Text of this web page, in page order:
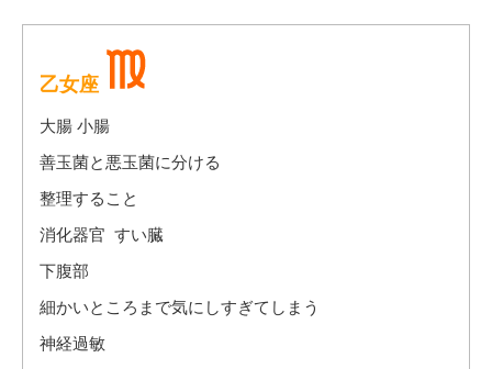
乙女座
大腸 小腸
善玉菌と悪玉菌に分ける
整理すること
消化器官 すい臓
下腹部
細かいところまで気にしすぎてしまう
神経過敏